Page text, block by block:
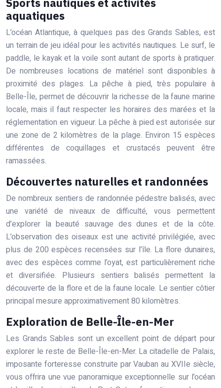
aquatiques
L’océan Atlantique, à quelques pas des Grands Sables, est
un terrain de jeu idéal pour les activités nautiques. Le surf, le
paddle, le kayak et la voile sont autant de sports à pratiquer.
De nombreuses locations de matériel sont disponibles à
proximité des plages. La pêche à pied, très populaire à
Belle-Île, permet de découvrir la richesse de la faune marine
locale, mais il faut respecter les horaires des marées et la
réglementation en vigueur. La pêche à pied est autorisée sur
une zone de 2 kilomètres de la plage. Environ 15 espèces
différentes de coquillages et crustacés peuvent être
ramassées.
Découvertes naturelles et randonnées
De nombreux sentiers de randonnée pédestre balisés, avec
une variété de niveaux de difficulté, vous permettent
d’explorer la beauté sauvage des dunes et de la côte.
L’observation des oiseaux est une activité privilégiée, avec
plus de 200 espèces recensées sur l’île. La flore dunaires,
avec des espèces comme l’oyat, est particulièrement riche
et diversifiée. Plusieurs sentiers balisés permettent la
découverte de la flore et de la faune locale. Le sentier côtier
principal mesure approximativement 80 kilomètres.
Exploration de Belle-Île-en-Mer
Les Grands Sables sont un excellent point de départ pour
explorer le reste de Belle-Île-en-Mer. La citadelle de Palais,
imposante forteresse construite par Vauban au XVIIe siècle,
vous offrira une vue panoramique exceptionnelle sur l’océan